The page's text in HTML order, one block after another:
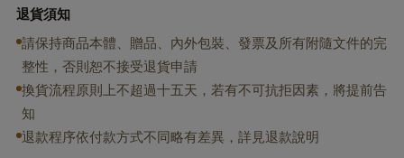
退貨須知
請保持商品本體、贈品、內外包裝、發票及所有附隨文件的完
整性，否則恕不接受退貨申請
換貨流程原則上不超過十五天，若有不可抗拒因素，將提前告
知
退款程序依付款方式不同略有差異，詳見退款說明